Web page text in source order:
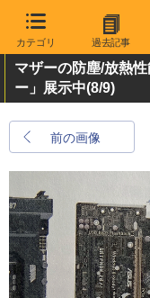
カテゴリ 過去記事
マザーの防塵/放熱
ー」展示中(8/9)
前の画像